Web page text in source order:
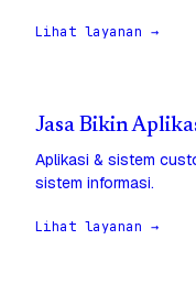
Lihat layanan →
Jasa Bikin
Aplikasi & sistem
sistem informasi.
Lihat layanan →